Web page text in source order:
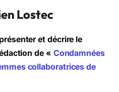
Lostec
et décrire le
de « Condamnées
collaboratrices de